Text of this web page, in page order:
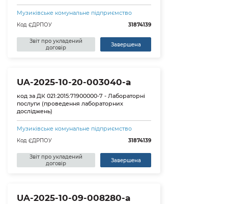
Музиківське комунальне підприємство
Код ЄДРПОУ 31874139
Звіт про укладений
договір
Завершена
UA-2025-10-20-003040-a
код за ДК 021:2015:71900000-7 - Лабораторні
послуги (проведення лабораторних
досліджень)
Музиківське комунальне підприємство
Код ЄДРПОУ 31874139
Звіт про укладений
договір
Завершена
UA-2025-10-09-008280-a